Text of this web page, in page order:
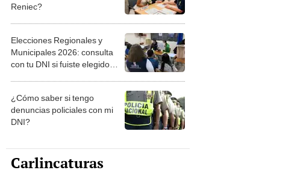
Reniec?
Elecciones Regionales y
Municipales 2026: consulta
con tu DNI si fuiste elegido
la ONPE
¿Cómo saber si tengo
denuncias policiales con mi
DNI?
Carlincaturas